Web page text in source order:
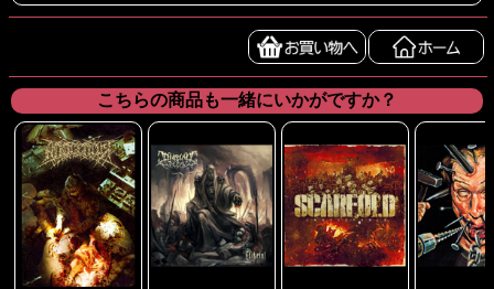
こちらの商品も一緒にいかがですか？